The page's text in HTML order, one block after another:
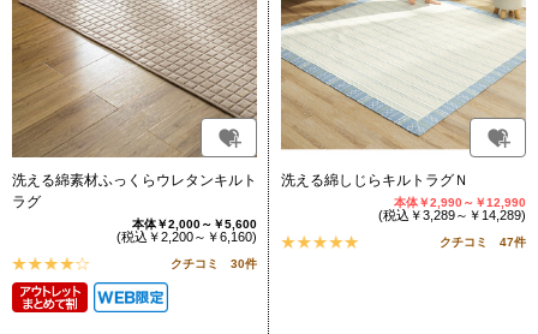
洗える綿素材ふっくらウレタンキルト
ラグ
本体￥2,000～￥5,600
(税込￥2,200～￥6,160)
クチコミ 30件
洗える綿しじらキルトラグＮ
本体￥2,990～￥12,990
(税込￥3,289～￥14,289)
クチコミ 47件